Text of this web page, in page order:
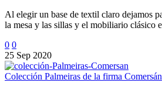
Al elegir un base de textil claro dejamos
la mesa y las sillas y el mobiliario clásico
0 0
25 Sep 2020
Colección Palmeiras de la firma Comersán